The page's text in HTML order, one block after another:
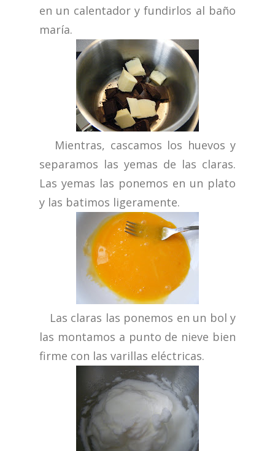
en un calentador y fundirlos al baño
maría.
Mientras, cascamos los huevos y
separamos las yemas de las claras.
Las yemas las ponemos en un plato
y las batimos ligeramente.
Las claras las ponemos en un bol y
las montamos a punto de nieve bien
firme con las varillas eléctricas.